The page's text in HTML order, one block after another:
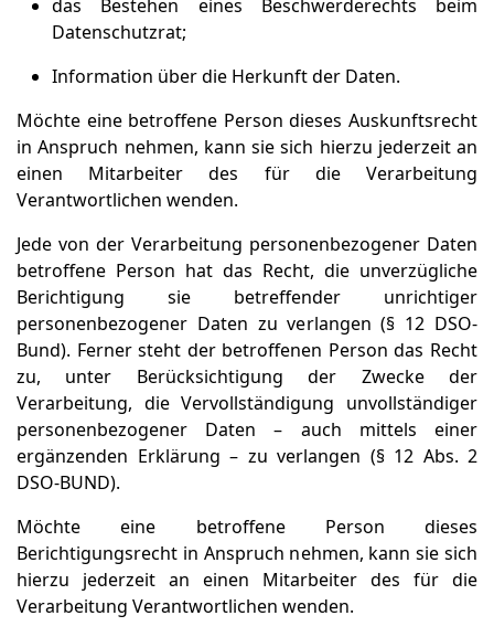
das Bestehen eines Beschwerderechts beim
Datenschutzrat;
Information über die Herkunft der Daten.
Möchte eine betroffene Person dieses Auskunftsrecht
in Anspruch nehmen, kann sie sich hierzu jederzeit an
einen Mitarbeiter des für die Verarbeitung
Verantwortlichen wenden.
Jede von der Verarbeitung personenbezogener Daten
betroffene Person hat das Recht, die unverzügliche
Berichtigung sie betreffender unrichtiger
personenbezogener Daten zu verlangen (§ 12 DSO-
Bund). Ferner steht der betroffenen Person das Recht
zu, unter Berücksichtigung der Zwecke der
Verarbeitung, die Vervollständigung unvollständiger
personenbezogener Daten – auch mittels einer
ergänzenden Erklärung – zu verlangen (§ 12 Abs. 2
DSO-BUND).
Möchte eine betroffene Person dieses
Berichtigungsrecht in Anspruch nehmen, kann sie sich
hierzu jederzeit an einen Mitarbeiter des für die
Verarbeitung Verantwortlichen wenden.